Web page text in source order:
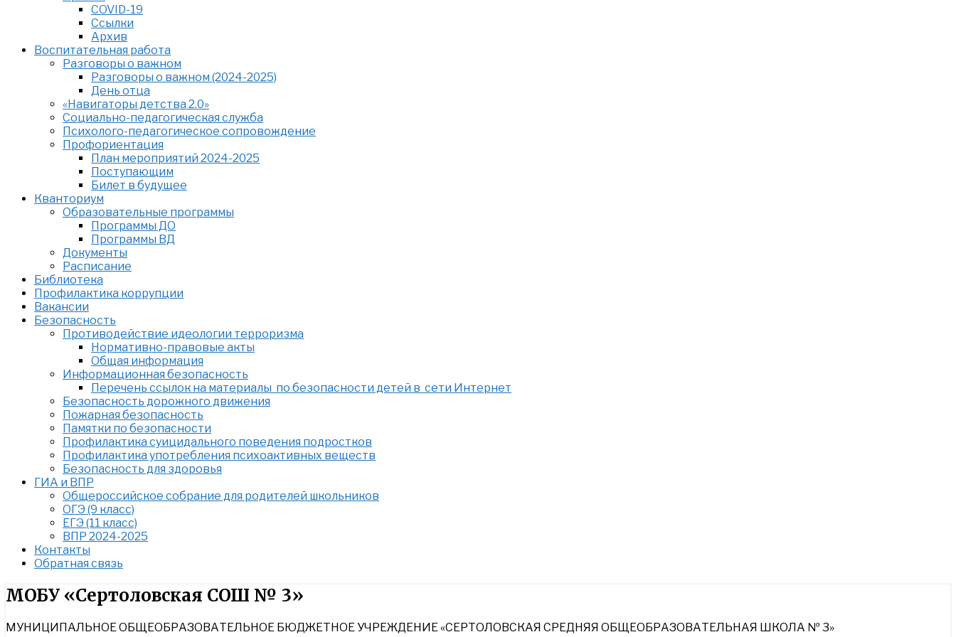
COVID-19
Ссылки
Архив
Воспитательная работа
Разговоры о важном
Разговоры о важном (2024-2025)
День отца
«Навигаторы детства 2.0»
Социально-педагогическая служба
Психолого-педагогическое сопровождение
Профориентация
План мероприятий 2024-2025
Поступающим
Билет в будущее
Кванториум
Образовательные программы
Программы ДО
Программы ВД
Документы
Расписание
Библиотека
Профилактика коррупции
Вакансии
Безопасность
Противодействие идеологии терроризма
Нормативно-правовые акты
Общая информация
Информационная безопасность
Перечень ссылок на материалы по безопасности детей в сети Интернет
Безопасность дорожного движения
Пожарная безопасность
Памятки по безопасности
Профилактика суицидального поведения подростков
Профилактика употребления психоактивных веществ
Безопасность для здоровья
ГИА и ВПР
Общероссийское собрание для родителей школьников
ОГЭ (9 класс)
ЕГЭ (11 класс)
ВПР 2024-2025
Контакты
Обратная связь
Найти:
МОБУ «Сертоловская СОШ № 3»
МУНИЦИПАЛЬНОЕ ОБЩЕОБРАЗОВАТЕЛЬНОЕ БЮДЖЕТНОЕ УЧРЕЖДЕНИЕ «СЕРТОЛОВСКАЯ СРЕДНЯЯ ОБЩЕОБРАЗОВАТЕЛЬНАЯ ШКОЛА № 3»